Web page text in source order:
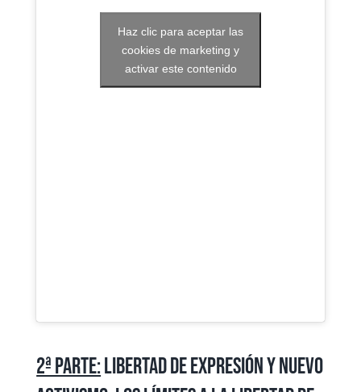
Haz clic para aceptar las
cookies de marketing y
activar este contenido
2ª parte:Libertad de expresión y nuevo